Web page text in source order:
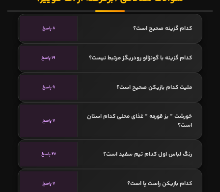
کدام گزینه صحیح است؟ 8 پاسخ
کدام گزینه با گونزالو رودریگز مرتبط نیست؟ 19 پاسخ
ملیت کدام بازیکن صحیح است؟ 9 پاسخ
خورشت ” بز قورمه ” غذای محلی کدام استان
است؟
7 پاسخ
رنگ لباس اول کدام تیم سفید است؟ 27 پاسخ
کدام بازیکن راست پا است؟ 7 پاسخ